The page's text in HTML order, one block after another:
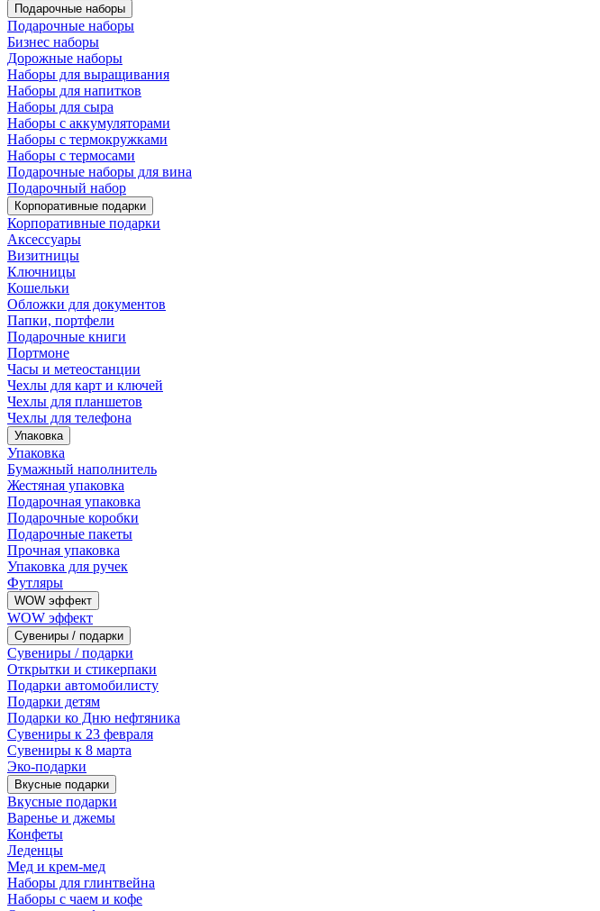
Подарочные наборы
Подарочные наборы
Бизнес наборы
Дорожные наборы
Наборы для выращивания
Наборы для напитков
Наборы для сыра
Наборы с аккумуляторами
Наборы с термокружками
Наборы с термосами
Подарочные наборы для вина
Подарочный набор
Корпоративные подарки
Корпоративные подарки
Аксессуары
Визитницы
Ключницы
Кошельки
Обложки для документов
Папки, портфели
Подарочные книги
Портмоне
Часы и метеостанции
Чехлы для карт и ключей
Чехлы для планшетов
Чехлы для телефона
Упаковка
Упаковка
Бумажный наполнитель
Жестяная упаковка
Подарочная упаковка
Подарочные коробки
Подарочные пакеты
Прочная упаковка
Упаковка для ручек
Футляры
WOW эффект
WOW эффект
Сувениры / подарки
Сувениры / подарки
Открытки и стикерпаки
Подарки автомобилисту
Подарки детям
Подарки ко Дню нефтяника
Сувениры к 23 февраля
Сувениры к 8 марта
Эко-подарки
Вкусные подарки
Вкусные подарки
Варенье и джемы
Конфеты
Леденцы
Мед и крем-мед
Наборы для глинтвейна
Наборы с чаем и кофе